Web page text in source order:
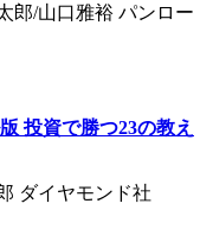
郎/山口雅裕 パンロー
投資で勝つ23の教え
ダイヤモンド社